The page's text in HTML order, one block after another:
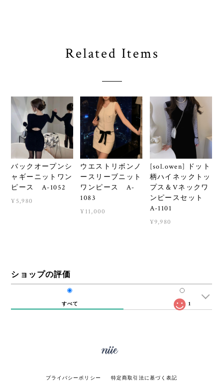
Related Items
バックオープンシ
ャギーニットワン
ピース A-1052
¥5,980
ウエストリボンノ
ースリーブニット
ワンピース A-
1083
¥11,000
[sol.owen] ドット
柄ハイネックトッ
プス＆Vネックワ
ンピースセット
A-1101
¥9,980
ショップの評価
すべて 1
プライバシーポリシー 特定商取引法に基づく表記